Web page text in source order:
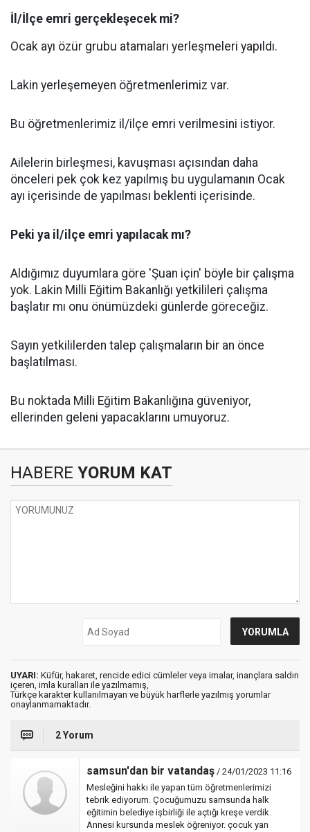
İl/İlçe emri gerçekleşecek mi?
Ocak ayı özür grubu atamaları yerleşmeleri yapıldı.
Lakin yerleşemeyen öğretmenlerimiz var.
Bu öğretmenlerimiz il/ilçe emri verilmesini istiyor.
Ailelerin birleşmesi, kavuşması açısından daha
önceleri pek çok kez yapılmış bu uygulamanın Ocak
ayı içerisinde de yapılması beklenti içerisinde.
Peki ya il/ilçe emri yapılacak mı?
Aldığımız duyumlara göre 'Şuan için' böyle bir çalışma
yok. Lakin Milli Eğitim Bakanlığı yetkilileri çalışma
başlatır mı onu önümüzdeki günlerde göreceğiz.
Sayın yetkililerden talep çalışmaların bir an önce
başlatılması.
Bu noktada Milli Eğitim Bakanlığına güveniyor,
ellerinden geleni yapacaklarını umuyoruz.
HABERE YORUM KAT
UYARI: Küfür, hakaret, rencide edici cümleler veya imalar, inançlara saldırı
içeren, imla kuralları ile yazılmamış,
Türkçe karakter kullanılmayan ve büyük harflerle yazılmış yorumlar
onaylanmamaktadır.
2 Yorum
samsun'dan bir vatandaş / 24/01/2023 11:16
Mesleğini hakkı ile yapan tüm öğretmenlerimizi
tebrik ediyorum. Çocuğumuzu samsunda halk
eğitimin belediye işbirliği ile açtığı kreşe verdik.
Annesi kursunda meslek öğreniyor. çocuk yan